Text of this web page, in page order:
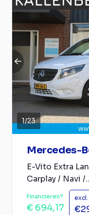
1/23
Mercedes-
E-Vito Extra
Carplay / Navi /
Financieren?
€ 694,17
excl.